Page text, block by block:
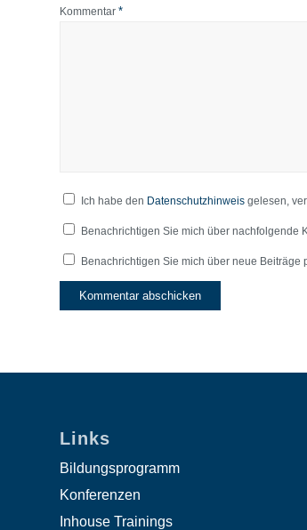
Kommentar *
Ich habe den Datenschutzhinweis gelesen,
Benachrichtigen Sie mich über nachfolgende
Benachrichtigen Sie mich über neue Beiträge
Links
Bildungsprogramm
Konferenzen
Inhouse Trainings